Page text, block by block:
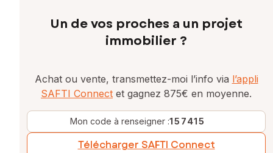
Un de vos proches a un projet
immobilier ?
Achat ou vente, transmettez-moi l’info via l’appli
SAFTI Connect et gagnez 875€ en moyenne.
Mon code à renseigner :157415
Télécharger SAFTI Connect